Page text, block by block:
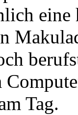
Tag.